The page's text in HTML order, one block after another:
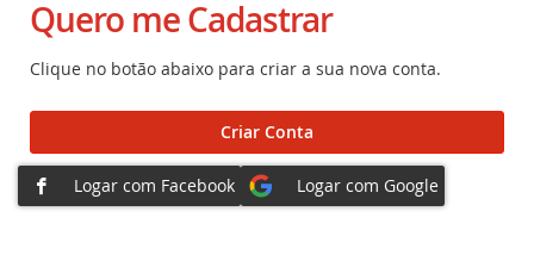
Quero me Cadastrar
Clique no botão abaixo para criar a sua nova conta.
Criar Conta